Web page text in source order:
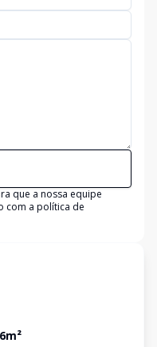
que a nossa equipe
com a política de
m²